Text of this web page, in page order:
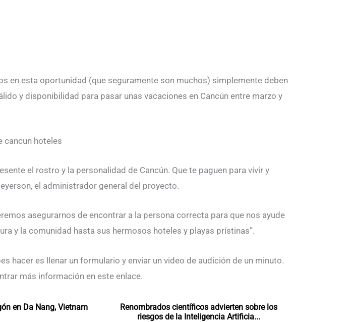
en esta oportunidad (que seguramente son muchos) simplemente deben
y disponibilidad para pasar unas vacaciones en Cancún entre marzo y
el rostro y la personalidad de Cancún. Que te paguen para vivir y
el administrador general del proyecto.
asegurarnos de encontrar a la persona correcta para que nos ayude
y la comunidad hasta sus hermosos hoteles y playas prístinas”.
hacer es llenar un formulario y enviar un video de audición de un minuto.
más información en este enlace.
en Da Nang, Vietnam
Renombrados científicos advierten sobre los
riesgos de la Inteligencia Artificia...